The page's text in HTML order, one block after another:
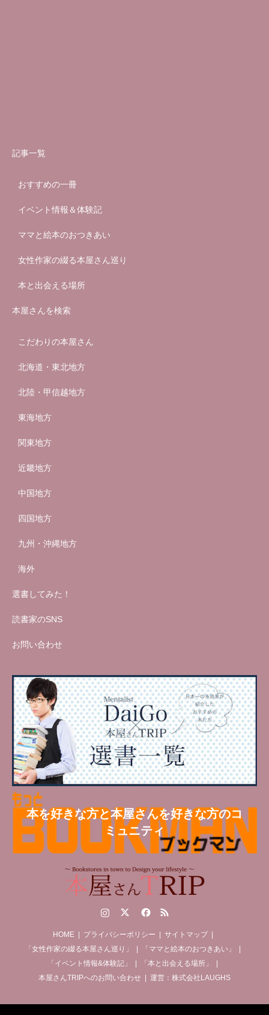
記事一覧
おすすめの一冊
イベント情報＆体験記
ママと絵本のおつきあい
女性作家の綴る本屋さん巡り
本と出会える場所
本屋さんを検索
こだわりの本屋さん
北海道・東北地方
北陸・甲信越地方
東海地方
関東地方
近畿地方
中国地方
四国地方
九州・沖縄地方
海外
選書してみた！
読書家のSNS
お問い合わせ
本を好きな方と本屋さんを好きな方のコ
ミュニティ
RSS
HOME プライバシーポリシー
サイトマップ
「女性作家の綴る本屋さん巡り」
「ママと絵本のおつきあい」
「イベント情報&体験記」
「本と出会える場所」
本屋さんTRIPへのお問い合わせ
運営：株式会社LAUGHS